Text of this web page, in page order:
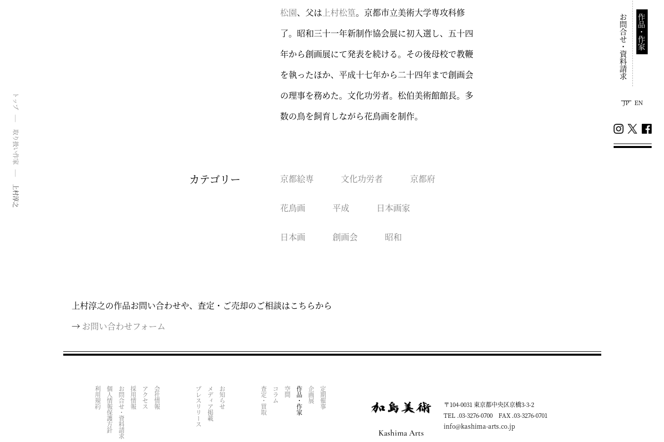
作品・作家
お問合せ・資料請求
JP EN
トップ
取り扱い作家
上村淳之
松園、父は 上村松篁。京都市立美術大学専攻科修
了。昭和三十一年新制作協会展に初入選し、五十四
年から創画展にて発表を続ける。その後母校で教鞭
を執ったほか、平成十七年から二十四年まで創画会
の理事を務めた。文化功労者。松伯美術館館長。多
数の鳥を飼育しながら花鳥画を制作。
カテゴリー 京都絵専 文化功労者 京都府
花鳥画 平成 日本画家
日本画 創画会 昭和
上村淳之の作品お問い合わせや、査定・ご売却のご相談はこちらから
→ お問い合わせフォーム
定期催事
企画展
作品・作家
空間
コラム
査定・買取
お知らせ
メディア掲載
プレスリリース
会社情報
アクセス
採用情報
お問合せ・資料請求
個人情報保護方針
利用規約
Kashima Arts
〒104-0031 東京都中央区京橋3-3-2
TEL .03-3276-0700 FAX .03-3276-0701
info@kashima-arts.co.jp